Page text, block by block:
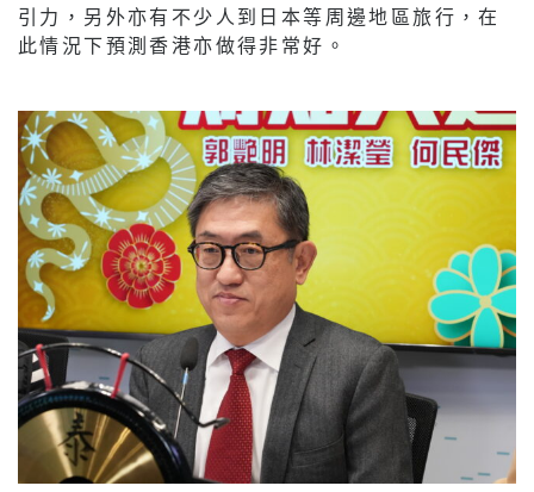
引力，另外亦有不少人到日本等周邊地區旅行，在
此情況下預測香港亦做得非常好。